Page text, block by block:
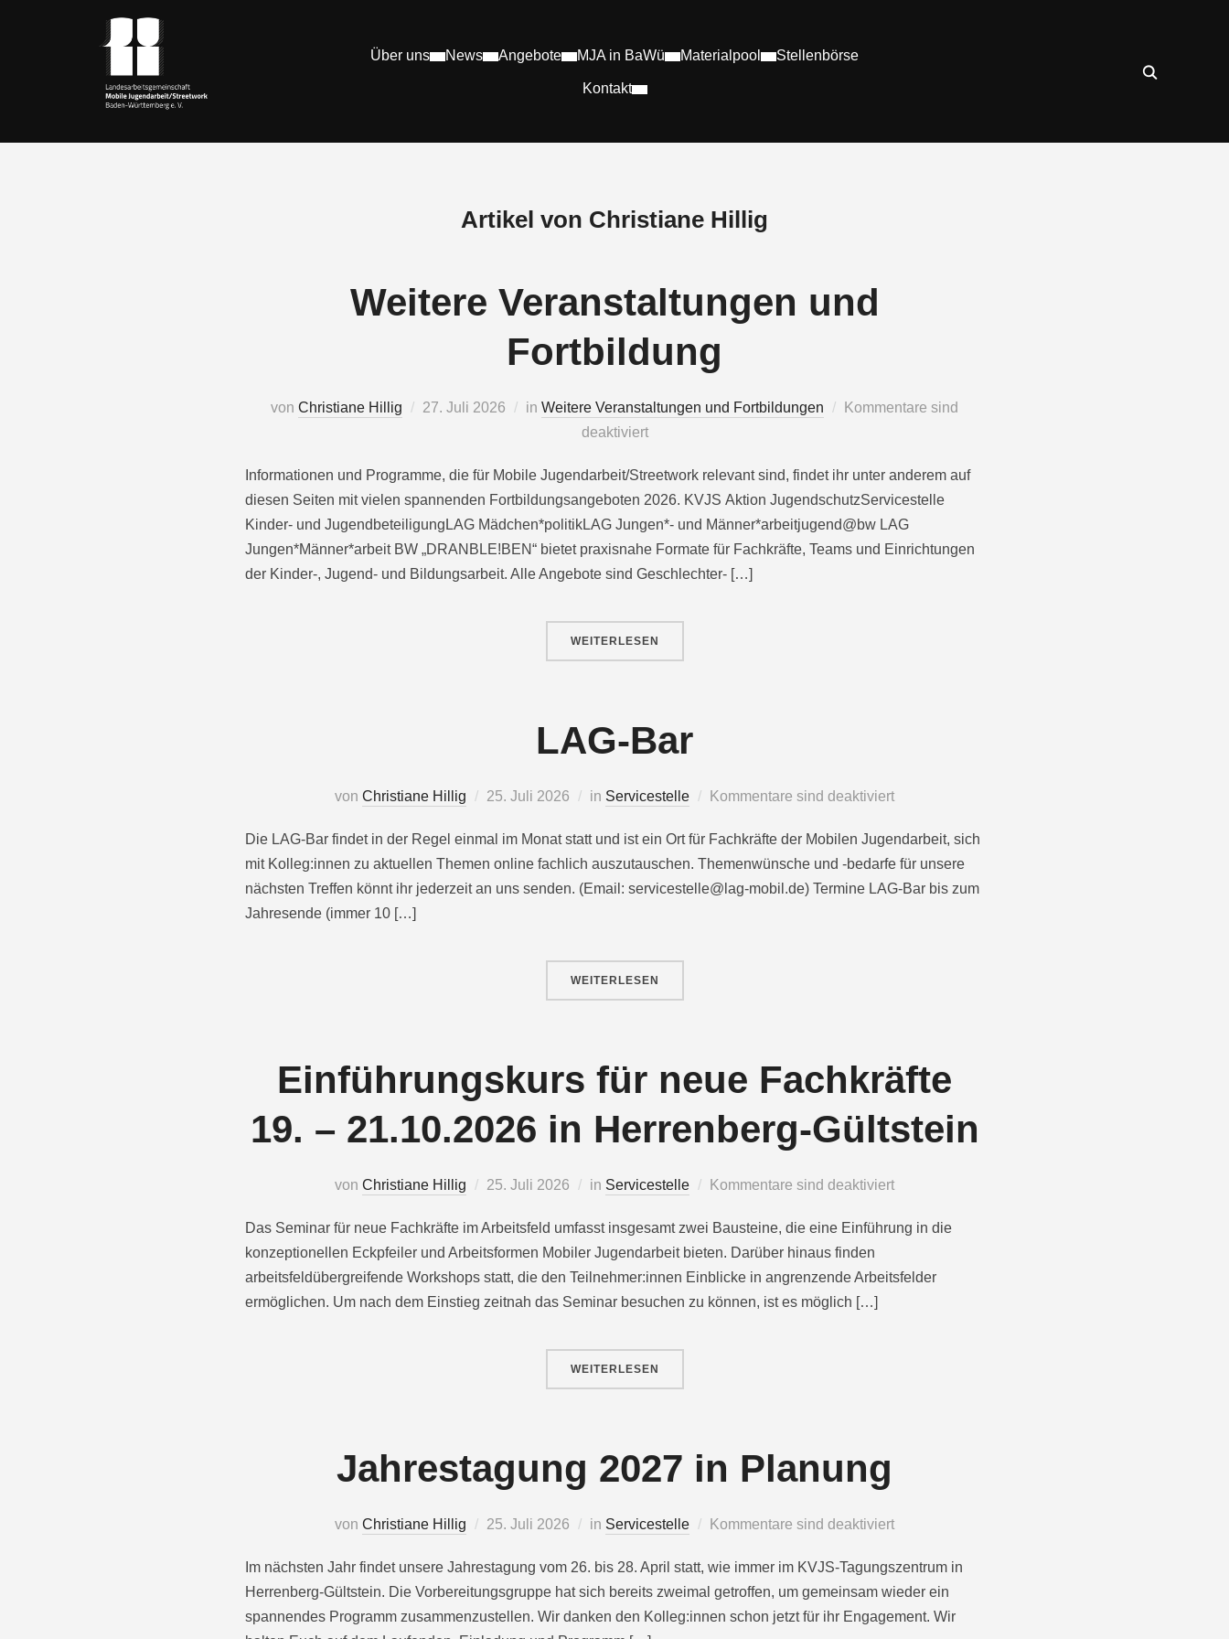
Über uns News Angebote MJA in BaWü Materialpool Stellenbörse
Kontakt
Artikel von Christiane Hillig
Weitere Veranstaltungen und
Fortbildung
von Christiane Hillig 27. Juli 2026 in Weitere Veranstaltungen und Fortbildungen
Kommentare sind
deaktiviert
Informationen und Programme, die für Mobile Jugendarbeit/Streetwork relevant sind, findet ihr unter anderem auf
diesen Seiten mit vielen spannenden Fortbildungsangeboten 2026. KVJS Aktion JugendschutzServicestelle
Kinder- und JugendbeteiligungLAG Mädchen*politikLAG Jungen*- und Männer*arbeitjugend@bw LAG
Jungen*Männer*arbeit BW „DRANBLE!BEN“ bietet praxisnahe Formate für Fachkräfte, Teams und Einrichtungen
der Kinder-, Jugend- und Bildungsarbeit. Alle Angebote sind Geschlechter- […]
WEITERLESEN
LAG-Bar
von Christiane Hillig 25. Juli 2026 in Servicestelle Kommentare sind deaktiviert
Die LAG-Bar findet in der Regel einmal im Monat statt und ist ein Ort für Fachkräfte der Mobilen Jugendarbeit, sich
mit Kolleg:innen zu aktuellen Themen online fachlich auszutauschen. Themenwünsche und -bedarfe für unsere
nächsten Treffen könnt ihr jederzeit an uns senden. (Email: servicestelle@lag-mobil.de) Termine LAG-Bar bis zum
Jahresende (immer 10 […]
WEITERLESEN
Einführungskurs für neue Fachkräfte
19. – 21.10.2026 in Herrenberg-Gültstein
von Christiane Hillig 25. Juli 2026 in Servicestelle Kommentare sind deaktiviert
Das Seminar für neue Fachkräfte im Arbeitsfeld umfasst insgesamt zwei Bausteine, die eine Einführung in die
konzeptionellen Eckpfeiler und Arbeitsformen Mobiler Jugendarbeit bieten. Darüber hinaus finden
arbeitsfeldübergreifende Workshops statt, die den Teilnehmer:innen Einblicke in angrenzende Arbeitsfelder
ermöglichen. Um nach dem Einstieg zeitnah das Seminar besuchen zu können, ist es möglich […]
WEITERLESEN
Jahrestagung 2027 in Planung
von Christiane Hillig 25. Juli 2026 in Servicestelle Kommentare sind deaktiviert
Im nächsten Jahr findet unsere Jahrestagung vom 26. bis 28. April statt, wie immer im KVJS-Tagungszentrum in
Herrenberg-Gültstein. Die Vorbereitungsgruppe hat sich bereits zweimal getroffen, um gemeinsam wieder ein
spannendes Programm zusammenzustellen. Wir danken den Kolleg:innen schon jetzt für ihr Engagement. Wir